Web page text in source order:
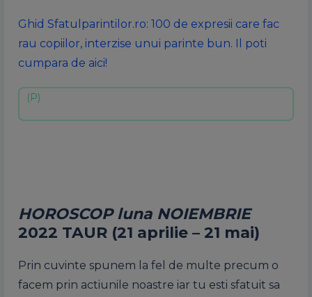
Ghid Sfatulparintilor.ro: 100 de expresii care fac
rau copiilor, interzise unui parinte bun. Il poti
cumpara de aici!
HOROSCOP luna NOIEMBRIE
2022 TAUR (21 aprilie – 21 mai)
Prin cuvinte spunem la fel de multe precum o
facem prin actiunile noastre iar tu esti sfatuit sa